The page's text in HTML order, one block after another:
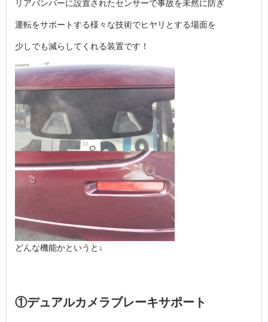
リアバンパーに設置されたセンサーで事故を未然に防ぎ
運転をサポートする様々な技術でヒヤリとする場面を
少しでも減らしてくれる装置です！
どんな機能かというと↓
①デュアルカメラブレーキサポート